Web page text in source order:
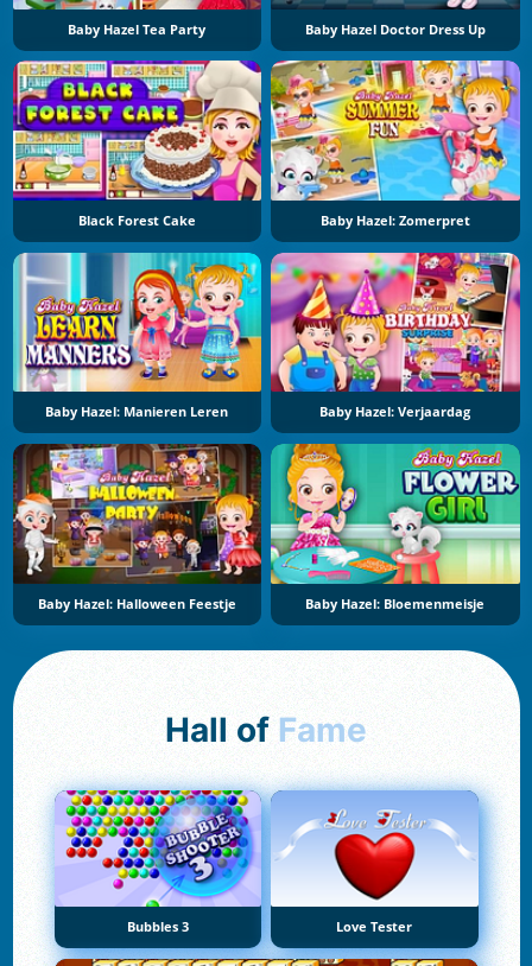
Baby Hazel Tea Party Baby Hazel Doctor Dress Up
Black Forest Cake Baby Hazel: Zomerpret
Baby Hazel: Manieren Leren Baby Hazel: Verjaardag
Baby Hazel: Halloween Feestje Baby Hazel: Bloemenmeisje
Hall of Fame
Bubbles 3 Love Tester